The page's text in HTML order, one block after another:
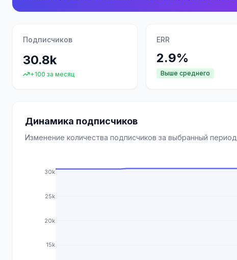
Подписчиков
30.8k
+100 за месяц
ERR
2.9%
Выше среднего
Динамика подписчиков
Изменение количества подписчиков за выбранный период
15k
20k
25k
30k